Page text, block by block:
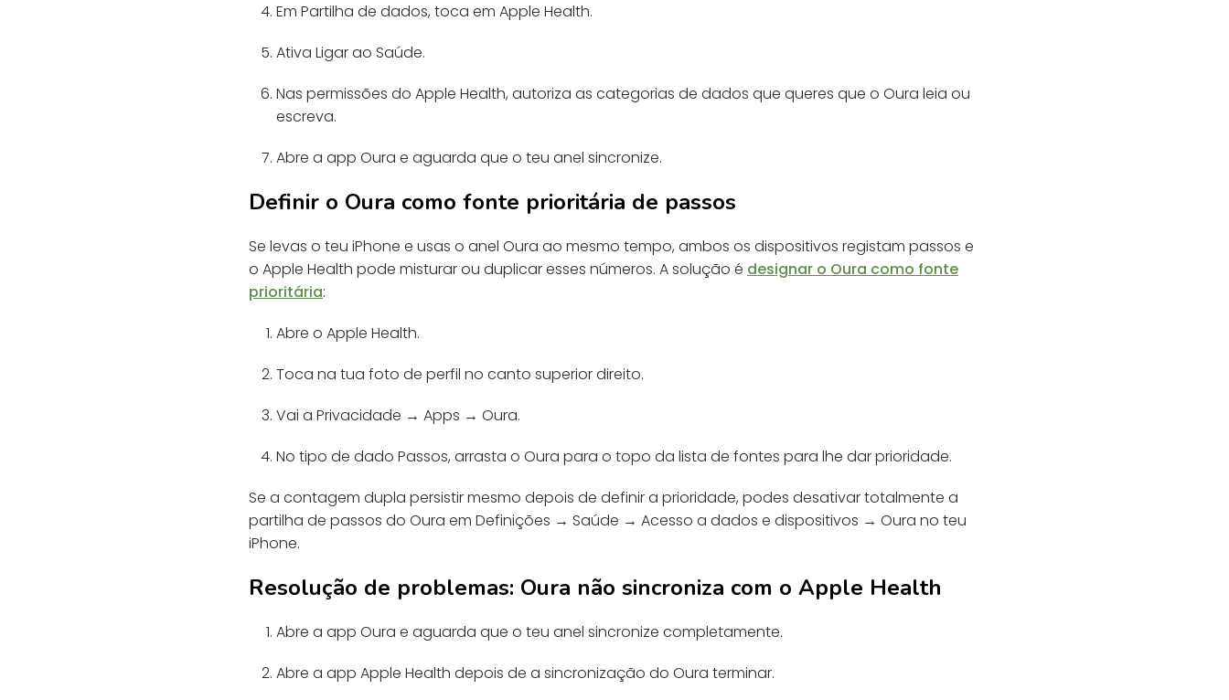
Em Partilha de dados, toca em Apple Health.
Ativa Ligar ao Saúde.
Nas permissões do Apple Health, autoriza as categorias de dados que queres que o Oura leia ou
escreva.
Abre a app Oura e aguarda que o teu anel sincronize.
Definir o Oura como fonte prioritária de passos
Se levas o teu iPhone e usas o anel Oura ao mesmo tempo, ambos os dispositivos registam passos e
o Apple Health pode misturar ou duplicar esses números. A solução é designar o Oura como fonte
prioritária:
Abre o Apple Health.
Toca na tua foto de perfil no canto superior direito.
Vai a Privacidade → Apps → Oura.
No tipo de dado Passos, arrasta o Oura para o topo da lista de fontes para lhe dar prioridade.
Se a contagem dupla persistir mesmo depois de definir a prioridade, podes desativar totalmente a
partilha de passos do Oura em Definições → Saúde → Acesso a dados e dispositivos → Oura no teu
iPhone.
Resolução de problemas: Oura não sincroniza com o Apple Health
Abre a app Oura e aguarda que o teu anel sincronize completamente.
Abre a app Apple Health depois de a sincronização do Oura terminar.